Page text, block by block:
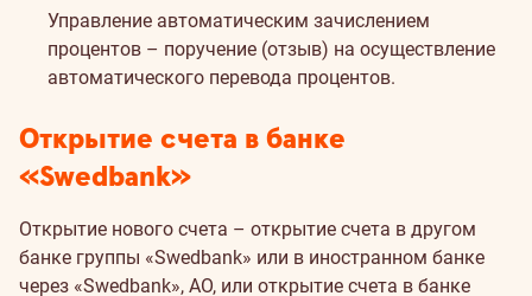
Управление автоматическим зачислением
процентов – поручение (отзыв) на осуществление
автоматического перевода процентов.
Открытие счета в банке
«Swedbank»
Открытие нового счета – открытие счета в другом
банке группы «Swedbank» или в иностранном банке
через «Swedbank», АО, или открытие счета в банке